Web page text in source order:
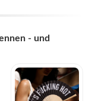
- und